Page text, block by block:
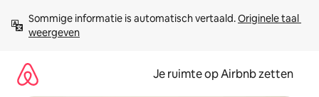
direct
naar
Sommige informatie is automatisch vertaald. Originele taal
weergeven
Je ruimte op Airbnb zetten